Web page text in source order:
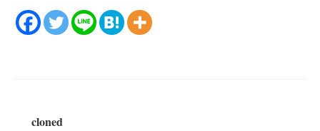
cloned